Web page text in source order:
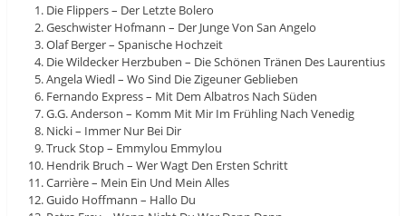
Die Flippers – Der Letzte Bolero
Geschwister Hofmann – Der Junge Von San Angelo
Olaf Berger – Spanische Hochzeit
Die Wildecker Herzbuben – Die Schönen Tränen Des Laurentius
Angela Wiedl – Wo Sind Die Zigeuner Geblieben
Fernando Express – Mit Dem Albatros Nach Süden
G.G. Anderson – Komm Mit Mir Im Frühling Nach Venedig
Nicki – Immer Nur Bei Dir
Truck Stop – Emmylou Emmylou
Hendrik Bruch – Wer Wagt Den Ersten Schritt
Carrière – Mein Ein Und Mein Alles
Guido Hoffmann – Hallo Du